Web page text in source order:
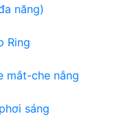
năng)
Ring
mắt-che nắng
sáng